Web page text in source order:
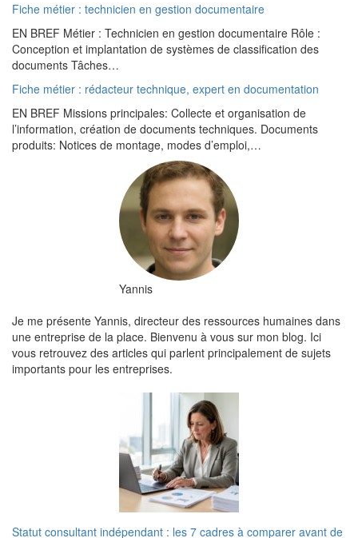
Fiche métier : technicien en gestion documentaire
EN BREF Métier : Technicien en gestion documentaire Rôle :
Conception et implantation de systèmes de classification des
documents Tâches…
Fiche métier : rédacteur technique, expert en documentation
EN BREF Missions principales: Collecte et organisation de
l’information, création de documents techniques. Documents
produits: Notices de montage, modes d’emploi,…
Yannis
Je me présente Yannis, directeur des ressources humaines dans
une entreprise de la place. Bienvenu à vous sur mon blog. Ici
vous retrouvez des articles qui parlent principalement de sujets
importants pour les entreprises.
Statut consultant indépendant : les 7 cadres à comparer avant de